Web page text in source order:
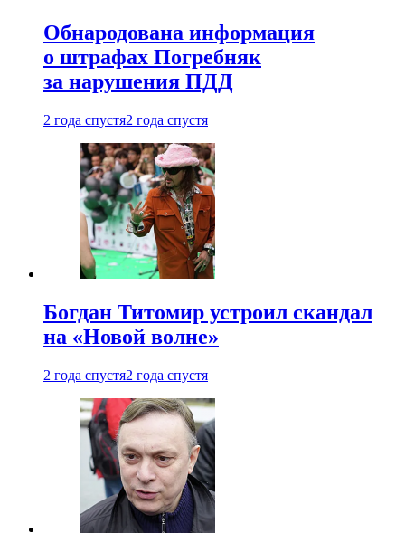
Обнародована информация
о штрафах Погребняк
за нарушения ПДД
2 года спустя2 года спустя
Богдан Титомир устроил скандал
на «Новой волне»
2 года спустя2 года спустя